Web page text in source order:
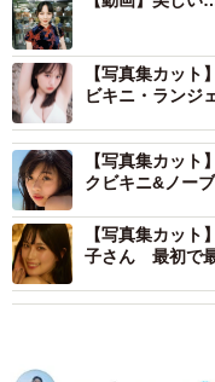
【写真集カッ
ビキニ・ランジ
【写真集カッ
クビキニ&ノー
【写真集カッ
子さん 最初で